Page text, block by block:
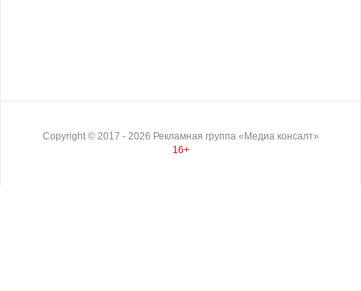
Copyright © 2017 - 2026 Рекламная группа «Медиа консалт»
16+